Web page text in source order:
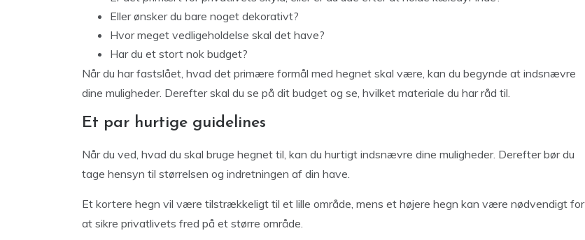
Eller ønsker du bare noget dekorativt?
Hvor meget vedligeholdelse skal det have?
Har du et stort nok budget?
Når du har fastslået, hvad det primære formål med hegnet skal være, kan du begynde at indsnævre
dine muligheder. Derefter skal du se på dit budget og se, hvilket materiale du har råd til.
Et par hurtige guidelines
Når du ved, hvad du skal bruge hegnet til, kan du hurtigt indsnævre dine muligheder. Derefter bør du
tage hensyn til størrelsen og indretningen af din have.
Et kortere hegn vil være tilstrækkeligt til et lille område, mens et højere hegn kan være nødvendigt for
at sikre privatlivets fred på et større område.